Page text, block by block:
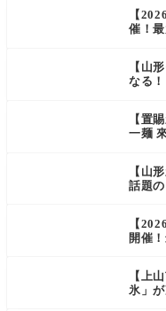
【
催！
【山
なる
【置
一麺
【山
話題
【
開催
【上
氷」